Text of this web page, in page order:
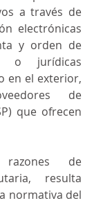
a través de
electrónicas
y orden de
o jurídicas
en el exterior,
de
que ofrecen
de
resulta
normativa del